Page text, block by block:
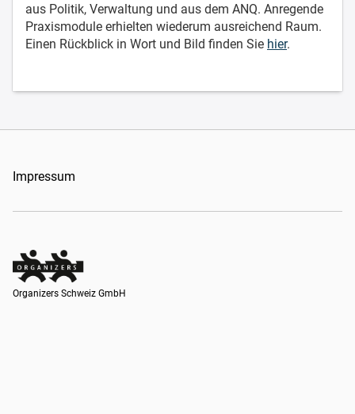
aus Politik, Verwaltung und aus dem ANQ. Anregende
Praxismodule erhielten wiederum ausreichend Raum.
Einen Rückblick in Wort und Bild finden Sie hier.
Impressum
Organizers Schweiz GmbH
Organizers Schweiz GmbH